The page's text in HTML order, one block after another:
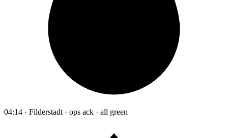
04:14 · Filderstadt · ops ack · all green